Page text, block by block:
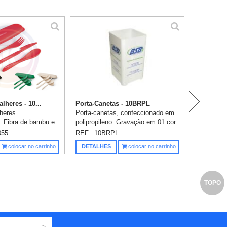
- 10...
Fibra de bambu e
faca e colher.
grade. 205 x
1 cor ...
colocar no carrinho
Porta-Canetas - 10BRPL
Porta-canetas, confeccionado em
polipropileno. Gravação em 01 cor
(4 lados iguais) já inclusa.
REF.: 10BRPL
DETALHES colocar no carrinho
TOPO